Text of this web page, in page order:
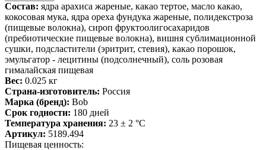
Состав: ядра арахиса жареные, какао тертое, масло какао,
кокосовая мука, ядра ореха фундука жареные, полидекстроза
(пищевые волокна), сироп фруктоолигосахаридов
(пребиотические пищевые волокна), вишня сублимационной
сушки, подсластители (эритрит, стевия), какао порошок,
эмульгатор - лецитины (подсолнечный), соль розовая
гималайская пищевая
Вес: 0.025 кг
Страна-изготовитель: Россия
Марка (бренд): Bob
Срок годности: 180 дней
Температура хранения: 23 ± 2 °C
Артикул: 5189.494
Пищевая ценность: